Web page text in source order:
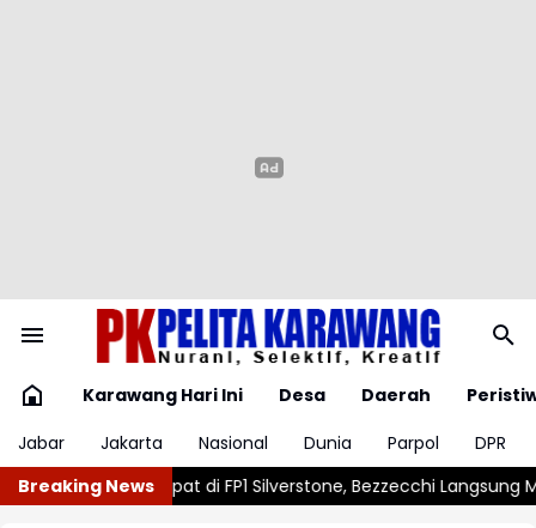
Karawang Hari Ini Desa Daerah
Jabar
Jakarta Nasional Dunia Parpol
DPR
Breaking NewsBezzecchi Langsung Mengancam Vinicius Junior